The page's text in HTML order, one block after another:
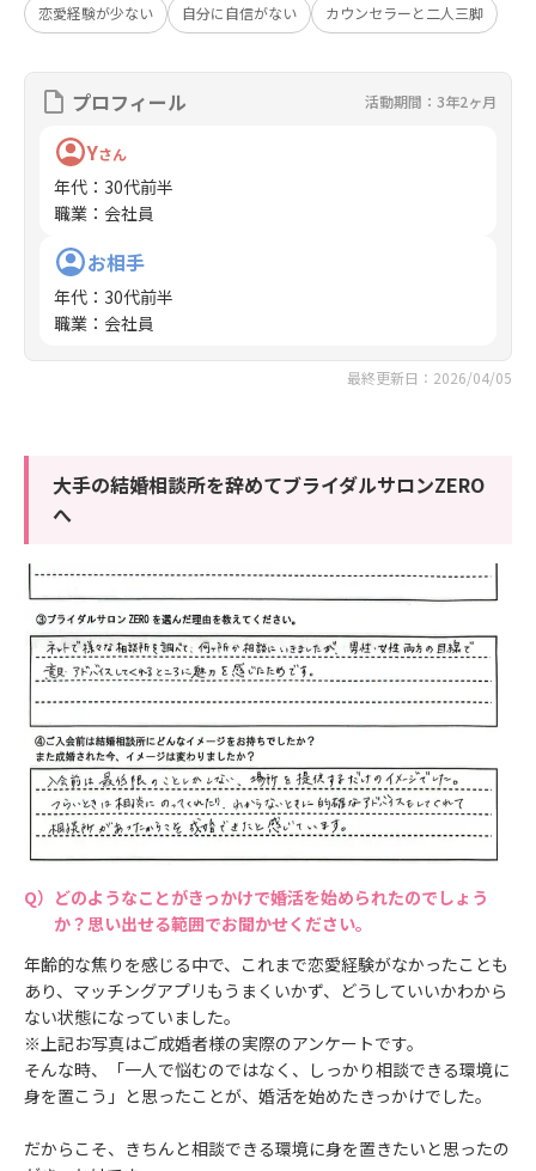
恋愛経験が少ない 自分に自信がない カウンセラーと二人三脚
プロフィール 活動期間：3年2ヶ月
Yさん
年代 ： 30代前半
職業 ： 会社員
お相手
年代 ： 30代前半
職業 ： 会社員
最終更新日：2026/04/05
大手の結婚相談所を辞めてブライダルサロンZERO
へ
どのようなことがきっかけで婚活を始められたのでしょう
か？思い出せる範囲でお聞かせください。
年齢的な焦りを感じる中で、これまで恋愛経験がなかったことも
あり、マッチングアプリもうまくいかず、どうしていいかわから
ない状態になっていました。
※上記お写真はご成婚者様の実際のアンケートです。
そんな時、「一人で悩むのではなく、しっかり相談できる環境に
身を置こう」と思ったことが、婚活を始めたきっかけでした。
だからこそ、きちんと相談できる環境に身を置きたいと思ったの